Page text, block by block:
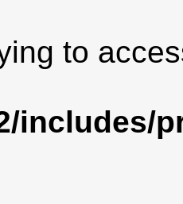
to
includes/